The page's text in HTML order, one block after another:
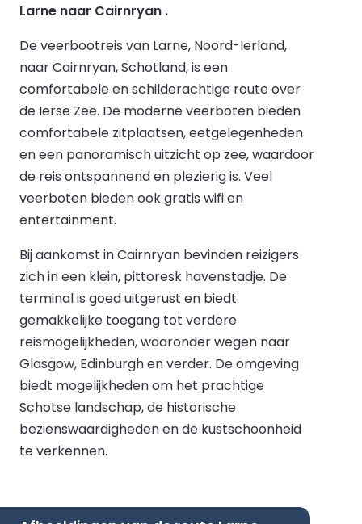
Larne naar Cairnryan .
De veerbootreis van Larne, Noord-Ierland,
naar Cairnryan, Schotland, is een
comfortabele en schilderachtige route over
de Ierse Zee. De moderne veerboten bieden
comfortabele zitplaatsen, eetgelegenheden
en een panoramisch uitzicht op zee, waardoor
de reis ontspannend en plezierig is. Veel
veerboten bieden ook gratis wifi en
entertainment.
Bij aankomst in Cairnryan bevinden reizigers
zich in een klein, pittoresk havenstadje. De
terminal is goed uitgerust en biedt
gemakkelijke toegang tot verdere
reismogelijkheden, waaronder wegen naar
Glasgow, Edinburgh en verder. De omgeving
biedt mogelijkheden om het prachtige
Schotse landschap, de historische
bezienswaardigheden en de kustschoonheid
te verkennen.